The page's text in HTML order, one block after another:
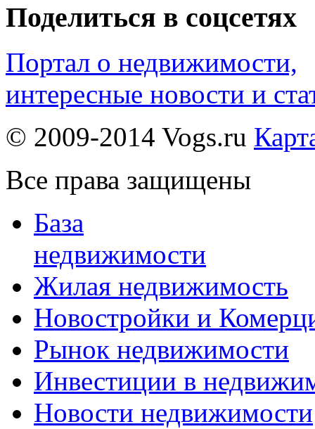
Поделиться в соцсетях
Портал о недвижимости,
интересные новости и
© 2009-2014 Vogs.ru
Все права защищены
База
недвижимости
Жилая недвижимость
Новостройки и
Рынок недвижимости
Инвестиции в
Новости недвижимости